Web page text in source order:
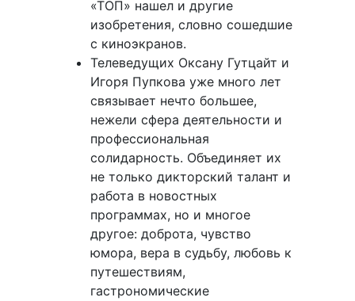
«ТОП» нашел и другие
изобретения, словно сошедшие
с киноэкранов.
Телеведущих Оксану Гутцайт и
Игоря Пупкова уже много лет
связывает нечто большее,
нежели сфера деятельности и
профессиональная
солидарность. Объединяет их
не только дикторский талант и
работа в новостных
программах, но и многое
другое: доброта, чувство
юмора, вера в судьбу, любовь к
путешествиям,
гастрономические